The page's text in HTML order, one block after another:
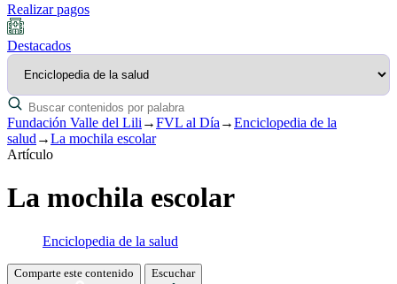
Realizar pagos
Destacados
Fundación Valle del Lili →FVL al Día →Enciclopedia de la
salud →La mochila escolar
Artículo
La mochila escolar
Enciclopedia de la salud
Comparte este contenido Escuchar